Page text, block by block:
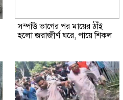
সম্পত্তি ভাগের পর মায়ের ঠাঁই
হলো জরাজীর্ণ ঘরে, পায়ে শিকল